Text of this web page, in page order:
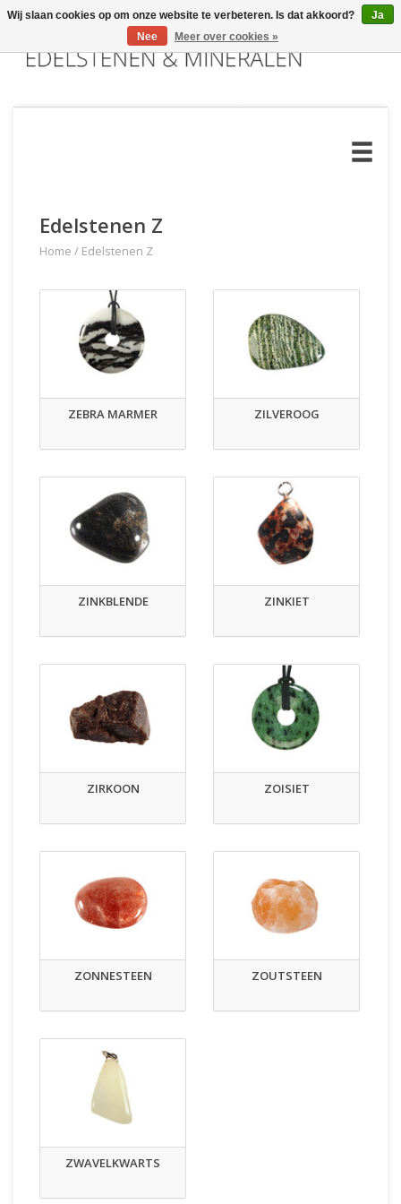
Edelstenen Z
Home / Edelstenen Z
ZEBRA MARMER ZILVEROOG
ZINKBLENDE ZINKIET
ZIRKOON ZOISIET
ZONNESTEEN ZOUTSTEEN
ZWAVELKWARTS
Wij slaan cookies op om onze website te verbeteren. Is dat akkoord?
Ja
Nee
Meer over cookies »